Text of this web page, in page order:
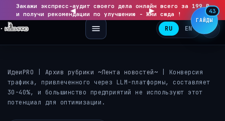
Закажи экспресс-аудит своего дела онлайн всего за 199 ₽
и получи рекомендации по улучшению - Жми сюда !
▶
RU EN
ИдеиPRO Архив рубрики ~Лента новостей~
Конверсия
трафика, привлеченного через LLM-платформы, составляет
30-40%, и большинство предприятий не используют этот
потенциал для оптимизации.
ГАЙДЫ
43